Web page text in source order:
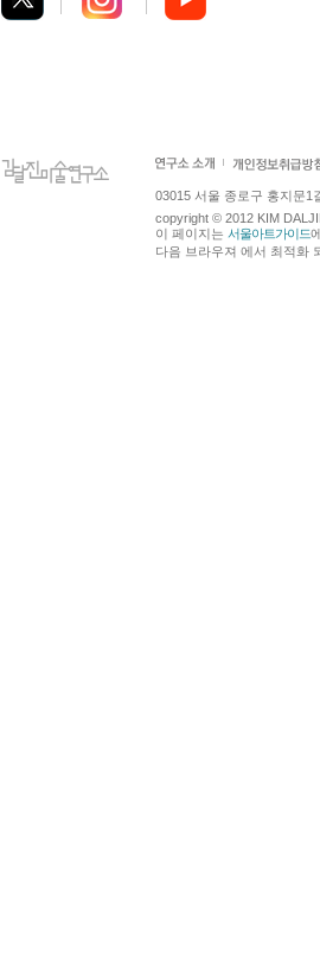
03015 서울 종로구 홍지문1
copyright © 2012 KIM
이 페이지는 서울아트가이드
다음 브라우져 에서 최적화